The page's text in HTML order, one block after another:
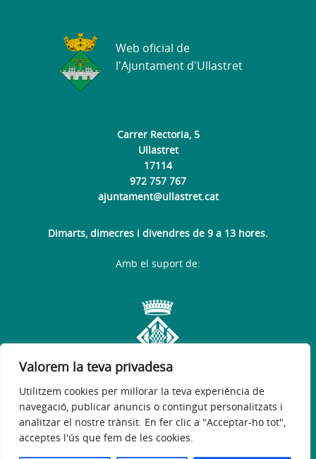
Valorem la teva privadesa
Utilitzem cookies per millorar la teva experiència de
navegació, publicar anuncis o contingut personalitzats i
analitzar el nostre trànsit. En fer clic a "Acceptar-ho tot",
acceptes l'ús que fem de les cookies.
Carrer Rectoria, 5
Ullastret
17114
972 757 767
ajuntament@ullastret.cat
Dimarts, dimecres i divendres de 9 a 13 hores.
Web oficial de
l'Ajuntament d'Ullastret
Avís legal Política de privacitat
Amb el suport de: